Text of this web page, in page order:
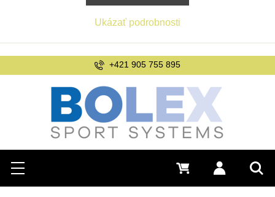
Hľadať
Menu Prihlásiť sa
0 €
+421 905 755 895
Ukázať podrobnosti